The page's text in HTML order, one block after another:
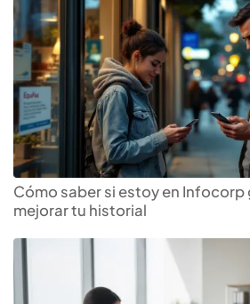
Cómo saber si estoy en Infocorp
mejorar tu historial